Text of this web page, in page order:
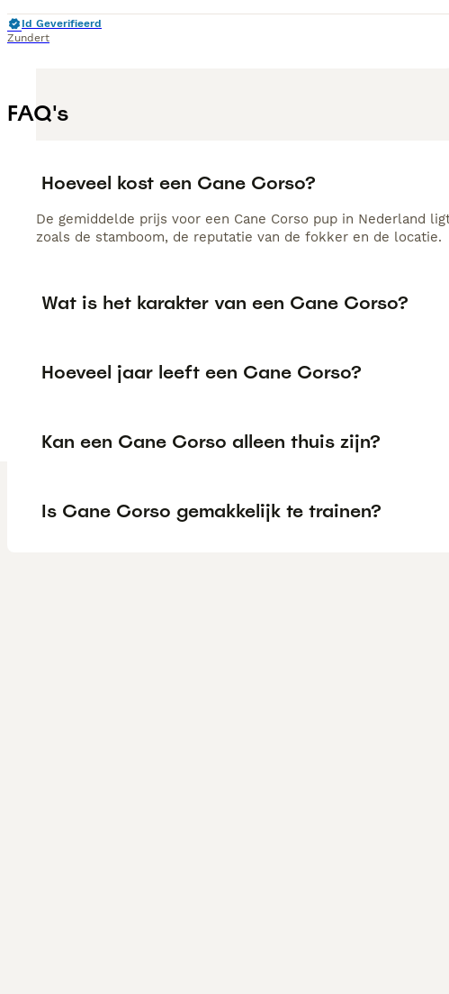
Id Geverifieerd
Zundert
FAQ's
Hoeveel kost een Cane Corso?
De gemiddelde prijs voor een Cane Corso pup in Nederland
zoals de stamboom, de reputatie van de fokker en de locatie.
Wat is het karakter van een Cane Corso?
Hoeveel jaar leeft een Cane Corso?
Kan een Cane Corso alleen thuis zijn?
Is Cane Corso gemakkelijk te trainen?